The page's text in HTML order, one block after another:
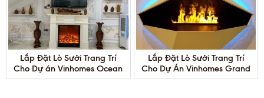
Lắp Đặt Lò Sưởi Trang Trí
Cho Dự án Vinhomes Ocean
Park Dream City
Lắp Đặt Lò Sưởi Trang Trí
Cho Dự Án Vinhomes Grand
Park-HCM